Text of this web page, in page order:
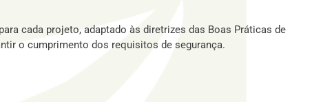
cada projeto, adaptado às diretrizes das Boas Práticas de
o cumprimento dos requisitos de segurança.